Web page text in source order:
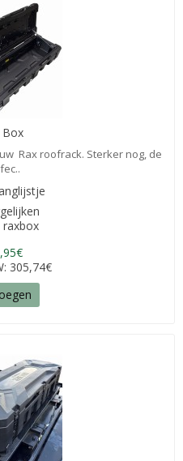
Box
Rax roofrack. Sterker nog, de
raxbox
305,74€